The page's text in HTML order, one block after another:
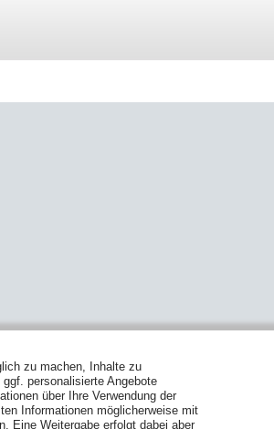
zu machen, Inhalte zu
personalisierte Angebote
über Ihre Verwendung der
Informationen möglicherweise mit
Eine Weitergabe erfolgt dabei aber